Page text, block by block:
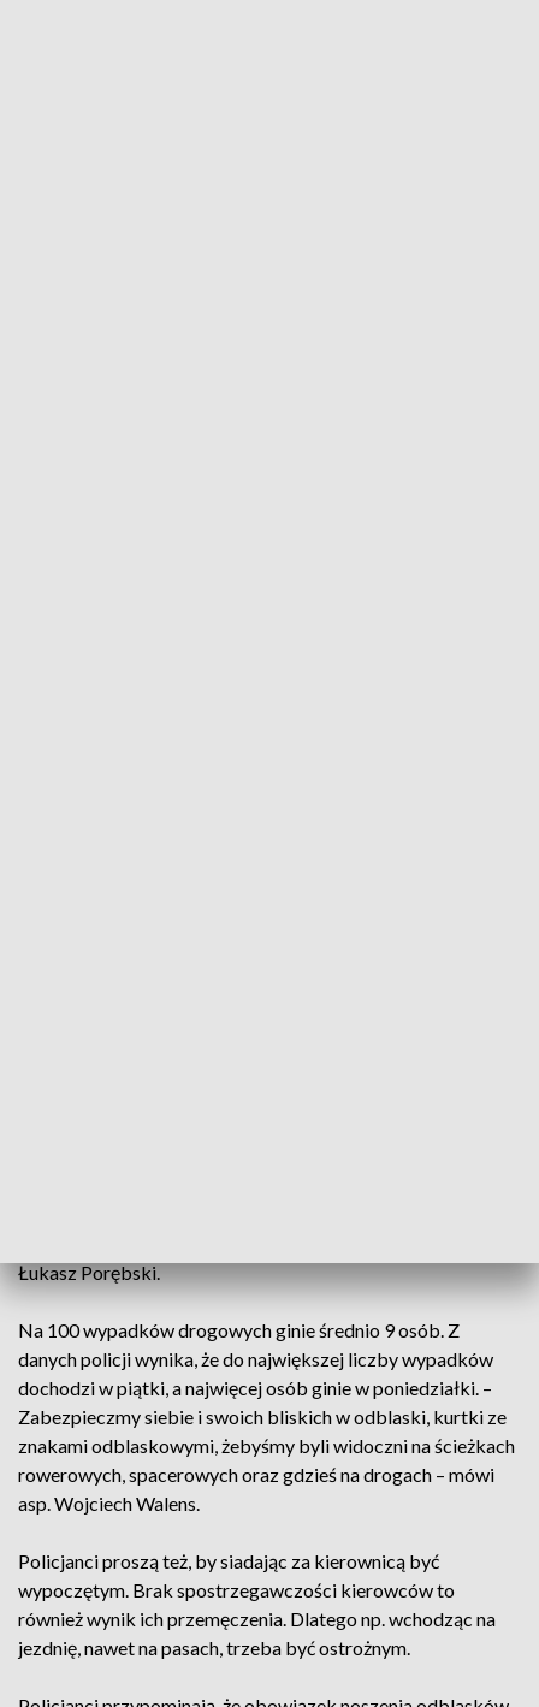
Łukasz Porębski.
Na 100 wypadków drogowych ginie średnio 9 osób. Z
danych policji wynika, że do największej liczby wypadków
dochodzi w piątki, a najwięcej osób ginie w poniedziałki. –
Zabezpieczmy siebie i swoich bliskich w odblaski, kurtki ze
znakami odblaskowymi, żebyśmy byli widoczni na ścieżkach
rowerowych, spacerowych oraz gdzieś na drogach – mówi
asp. Wojciech Walens.
Policjanci proszą też, by siadając za kierownicą być
wypoczętym. Brak spostrzegawczości kierowców to
również wynik ich przemęczenia. Dlatego np. wchodząc na
jezdnię, nawet na pasach, trzeba być ostrożnym.